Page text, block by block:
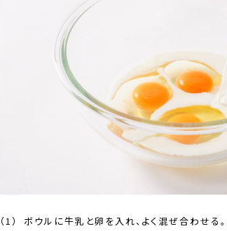
ボウルに牛乳と卵を入れ、よく混ぜ合わせる。